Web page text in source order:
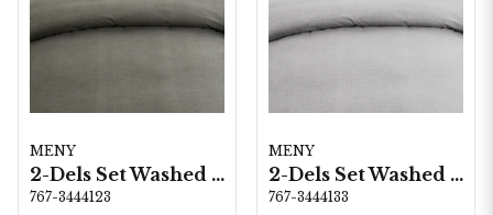
MENY
2-Dels Set Washed Grå
767-3444123
MENY
2-Dels Set Washed Ljusgrå
767-3444133